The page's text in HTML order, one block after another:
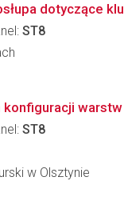
dotyczące
ST8
ST8
w Olsztynie